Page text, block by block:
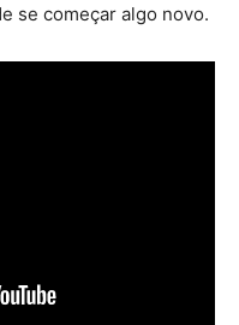
se começar algo novo.